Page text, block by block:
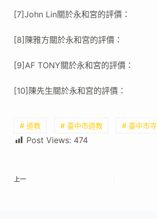
[7]John Lin關於永和宮的評價：
[8]陳雅方關於永和宮的評價：
[9]AF TONY關於永和宮的評價：
[10]陳先生關於永和宮的評價：
# 道教 # 臺中市道教 # 臺中市
Post Views: 474
上一